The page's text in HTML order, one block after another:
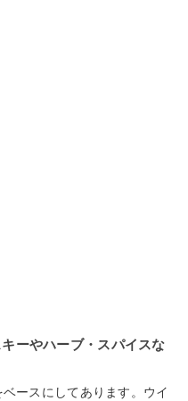
ーやハーブ・スパイスな
ースにしてあります。ウイ